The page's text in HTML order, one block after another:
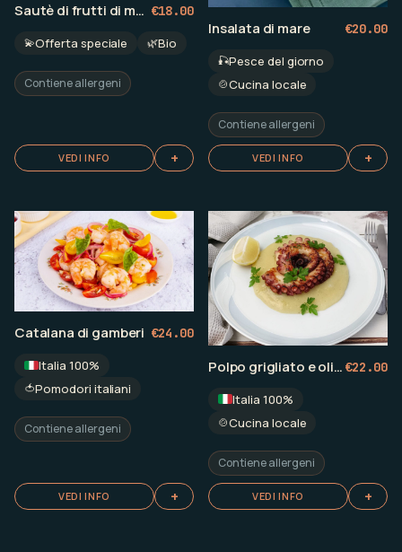
Sautè di frutti di mare €18.00
💫Offerta speciale 🌿Bio
Contiene allergeni
VEDI INFO +
Insalata di mare €20.00
🎣Pesce del giorno
🍲Cucina locale
Contiene allergeni
VEDI INFO +
Catalana di gamberi €24.00
Italia 100%
🍅Pomodori italiani
Contiene allergeni
VEDI INFO +
Polpo grigliato e olive taggiasche con schiacciatina di patate €22.00
Italia 100%
🍲Cucina locale
Contiene allergeni
VEDI INFO +